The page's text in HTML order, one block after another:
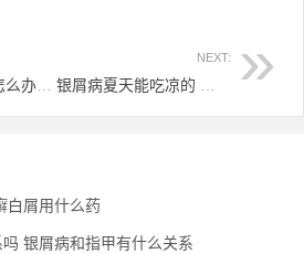
NEXT:
白屑用什么药
银屑病和指甲有什么关系